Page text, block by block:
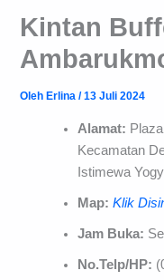
Kintan
Oleh Erlina/13 Juli 2024
Alamat:
Kecamatan
Istimewa
Map: Klik
Jam Buka:
No.Telp/HP: